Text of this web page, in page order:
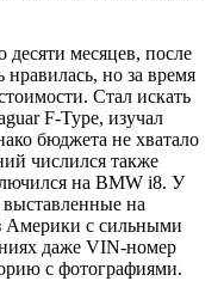
месяцев, после
но за время
Стал искать
F-Type, изучал
бюджета не хватало
числился также
на BMW i8. У
выставленные на
Америки с сильными
даже VIN-номер
с фотографиями.